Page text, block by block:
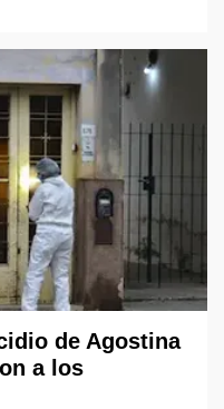
de Agostina
a los